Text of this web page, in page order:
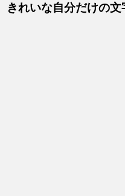
きれいな自分だけの文